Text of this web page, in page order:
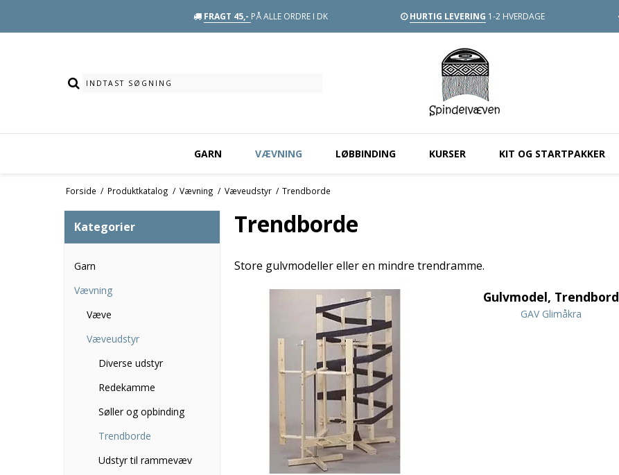
FRAGT 45,- PÅ ALLE ORDRE I DK HURTIG LEVERING 1-2 HVERDAGE
GARN VÆVNING LØBBINDING KURSER KIT OG STARTPAKKER
Forside / Produktkatalog / Vævning / Væveudstyr / Trendborde
Kategorier
Garn
Vævning
Væve
Væveudstyr
Diverse udstyr
Redekamme
Søller og opbinding
Trendborde
Udstyr til rammevæv
Trendborde
Store gulvmodeller eller en mindre trendramme.
Gulvmodel, Trendbord
GAV Glimåkra